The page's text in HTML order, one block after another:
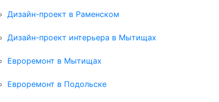
Дизайн-проект в Раменском
Дизайн-проект интерьера в Мытищах
Евроремонт в Мытищах
Евроремонт в Подольске